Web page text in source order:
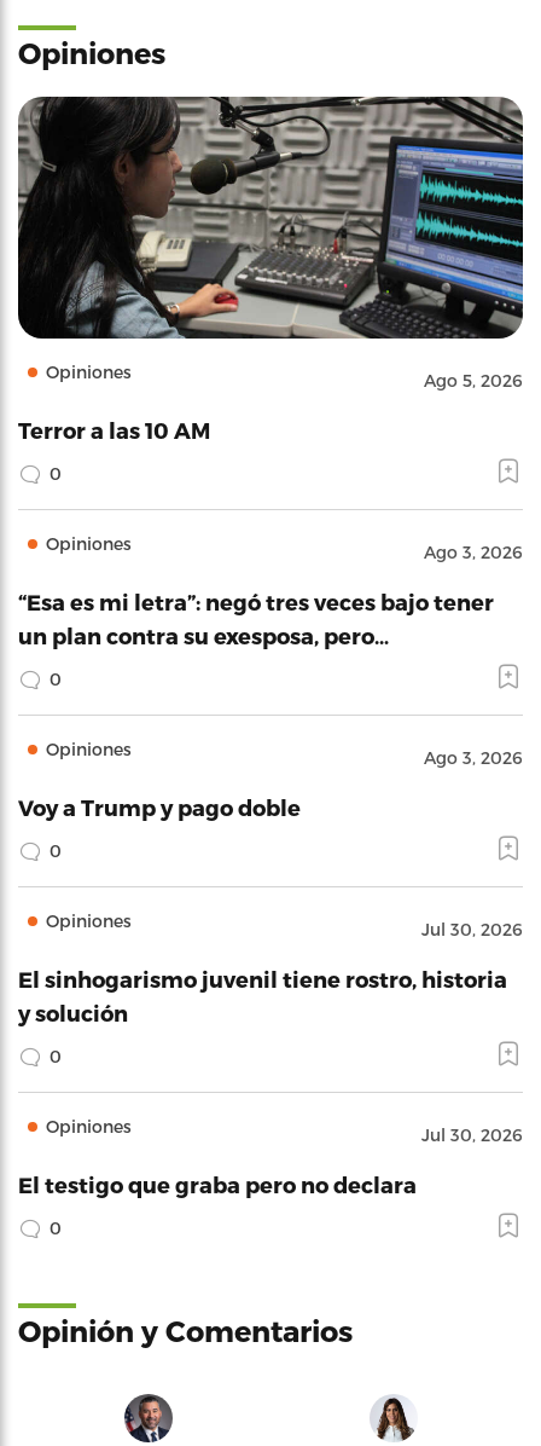
Opiniones
Opiniones Ago 5, 2026
Terror a las 10 AM
0
Opiniones Ago 3, 2026
“Esa es mi letra”: negó tres veces bajo tener
un plan contra su exesposa, pero…
0
Opiniones Ago 3, 2026
Voy a Trump y pago doble
0
Opiniones Jul 30, 2026
El sinhogarismo juvenil tiene rostro, historia
y solución
0
Opiniones Jul 30, 2026
El testigo que graba pero no declara
0
Opinión y Comentarios